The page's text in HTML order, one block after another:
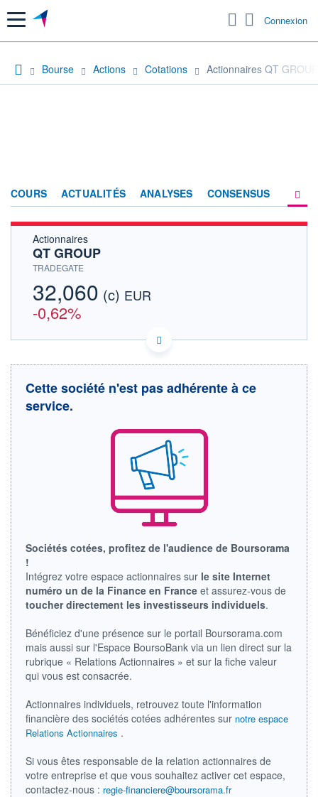
Menu Connexion
Bourse Actions Cotations Actionnaires QT GROUP
COURS ACTUALITÉS ANALYSES CONSENSUS
Actionnaires
QT GROUP
TRADEGATE
32,060 (c) EUR
-0,62%
FI4000198031 2QT
Cotation sur les autres places
11h33 11h42
CLÔTURE VEILLE
+ HAUT + BAS
VOLUME
14 0,00%
VALORISATION DERNIER ÉCHANGE
LIMITE À LA
BAISSE
0,000
LIMITE À LA
HAUSSE
0,000
- -
DERNIER
-
PROCHAIN
DIVIDENDE
Cette société n'est pas adhérente à ce
service.
Sociétés cotées, profitez de l'audience de Boursorama
!
Intégrez votre espace actionnaires sur le site Internet
numéro un de la Finance en France et assurez-vous de
toucher directement les investisseurs individuels.
Bénéficiez d'une présence sur le portail Boursorama.com
mais aussi sur l'Espace BoursoBank via un lien direct sur la
rubrique « Relations Actionnaires » et sur la fiche valeur
qui vous est consacrée.
Actionnaires individuels, retrouvez toute l'information
financière des sociétés cotées adhérentes sur notre espace
Relations Actionnaires .
Si vous êtes responsable de la relation actionnaires de
votre entreprise et que vous souhaitez activer cet espace,
contactez-nous : regie-financiere@boursorama.fr